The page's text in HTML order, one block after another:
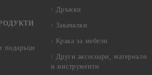
подаръци
Дръжки
Закачалки
Крака за мебели
Други аксесоари, материали
и инструменти